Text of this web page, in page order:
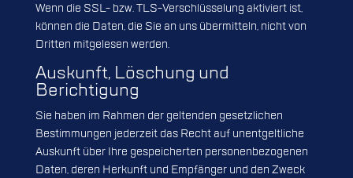
Wenn die SSL- bzw. TLS-Verschlüsselung aktiviert ist,
können die Daten, die Sie an uns übermitteln, nicht von
Dritten mitgelesen werden.
Auskunft, Löschung und
Berichtigung
Sie haben im Rahmen der geltenden gesetzlichen
Bestimmungen jederzeit das Recht auf unentgeltliche
Auskunft über Ihre gespeicherten personenbezogenen
Daten, deren Herkunft und Empfänger und den Zweck